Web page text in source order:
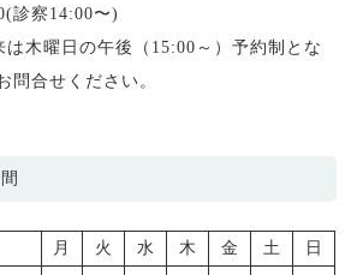
診察14:00〜)
木曜日の午後（15:00～）予約制とな
問合せください。
月 火 水 木 金 土 日